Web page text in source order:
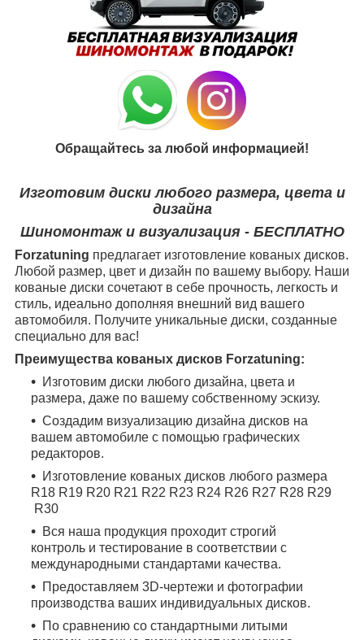
Обращайтесь за любой информацией!
Изготовим диски любого размера, цвета и
дизайна
Шиномонтаж и визуализация - БЕСПЛАТНО
Forzatuning предлагает изготовление кованых дисков.
Любой размер, цвет и дизайн по вашему выбору. Наши
кованые диски сочетают в себе прочность, легкость и
стиль, идеально дополняя внешний вид вашего
автомобиля. Получите уникальные диски, созданные
специально для вас!
Преимущества кованых дисков Forzatuning:
Изготовим диски любого дизайна, цвета и
размера, даже по вашему собственному эскизу.
Создадим визуализацию дизайна дисков на
вашем автомобиле с помощью графических
редакторов.
Изготовление кованых дисков любого размера
R18 R19 R20 R21 R22 R23 R24 R26 R27 R28 R29
R30
Вся наша продукция проходит строгий
контроль и тестирование в соответствии с
международными стандартами качества.
Предоставляем 3D-чертежи и фотографии
производства ваших индивидуальных дисков.
По сравнению со стандартными литыми